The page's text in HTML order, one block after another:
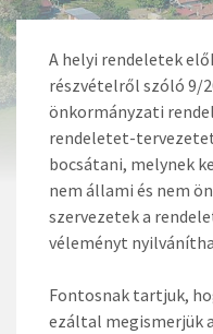
A helyi rendeletek
részvételről szóló 9/
önkormányzati
rendeletet-
bocsátani, melynek
nem állami és nem
szervezetek a
véleményt
Fontosnak tartjuk,
ezáltal megismerjük